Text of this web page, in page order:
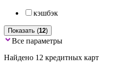
кэшбэк
Показать (12)
Все параметры
Найдено 12 кредитных карт